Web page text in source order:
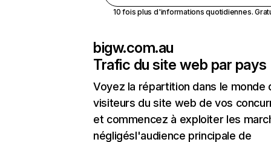
10 fois plus d'informations quotidiennes.
bigw.com.au
Trafic du site web par pays
Voyez la répartition dans le monde
visiteurs du site web de vos
et commencez à exploiter les
négligésl'audience principale de